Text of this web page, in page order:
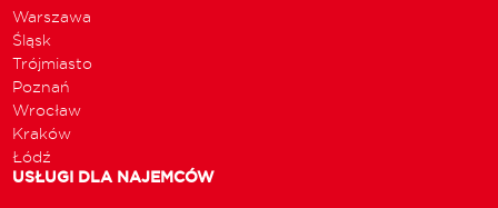
Warszawa
Śląsk
Trójmiasto
Poznań
Wrocław
Kraków
Łódź
USŁUGI DLA NAJEMCÓW